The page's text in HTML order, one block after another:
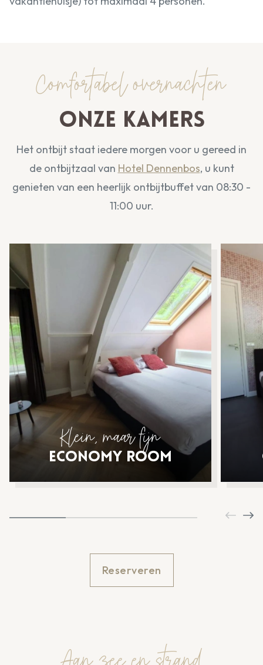
Comfortabel overnachten
Onze kamers
Het ontbijt staat iedere morgen voor u gereed in
de ontbijtzaal van Hotel Dennenbos, u kunt
genieten van een heerlijk ontbijtbuffet van 08:30 -
11:00 uur.
Klein, maar fijn
Economy Room
Reserveren